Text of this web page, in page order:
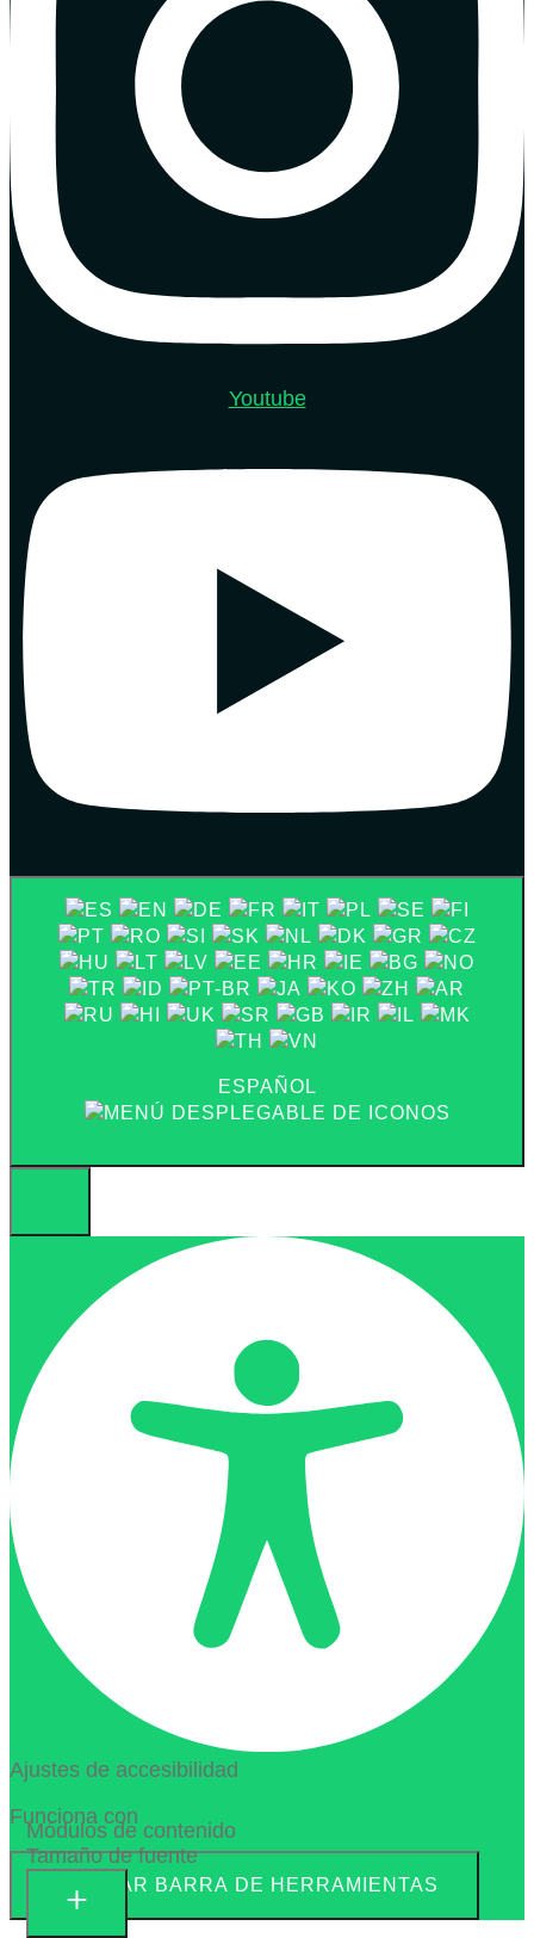
Youtube
ESPAÑOL
Ajustes de accesibilidad
Funciona con
OneTap
OCULTAR BARRA DE HERRAMIENTAS
Módulos de contenido
Tamaño de fuente